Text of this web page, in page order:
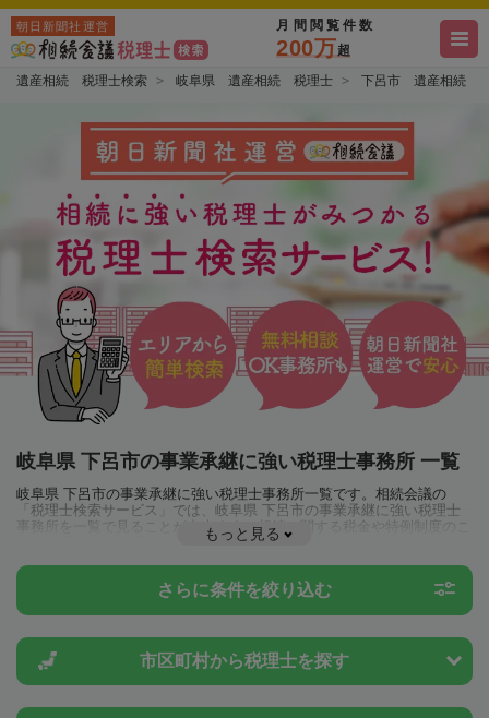
朝日新聞社運営 月間閲覧件数
200万超
遺産相続 税理士検索 岐阜県 遺産相続 税理士 下呂市 遺産相続
岐阜県 下呂市の事業承継に強い税理士事務所 一覧
岐阜県 下呂市の事業承継に強い税理士事務所一覧です。相続会議の
「税理士検索サービス」では、岐阜県 下呂市の事業承継に強い税理士
事務所を一覧で見ることが出来ます。相続に関する税金や特例制度のこ
とは一度近隣の税理士に相談してみましょう。
もっと見る
さらに条件を絞り込む
市区町村から税理士を探す